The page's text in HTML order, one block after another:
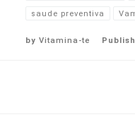
saude preventiva
by Vitamina-te